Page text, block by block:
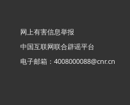
网上有害信息举报
中国互联网联合辟谣平台
电子邮箱：4008000088@cnr.cn